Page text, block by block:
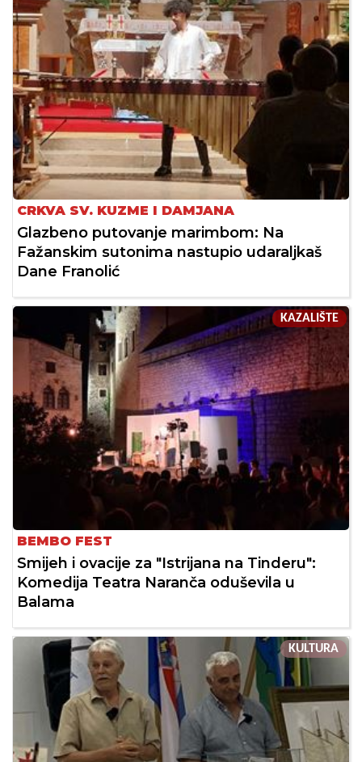
CRKVA SV. KUZME I DAMJANA
Glazbeno putovanje marimbom: Na
Fažanskim sutonima nastupio udaraljkaš
Dane Franolić
KAZALIŠTE
BEMBO FEST
Smijeh i ovacije za "Istrijana na Tinderu":
Komedija Teatra Naranča oduševila u
Balama
KULTURA